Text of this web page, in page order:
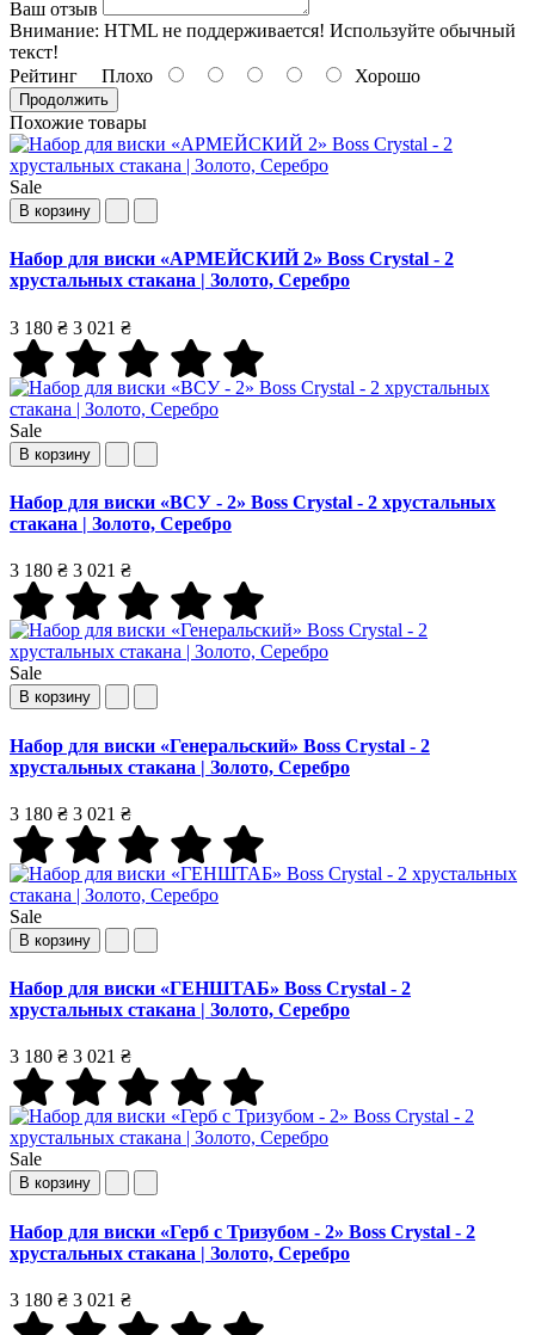
Ваш отзыв
Внимание: HTML не поддерживается! Используйте обычный
текст!
Рейтинг Плохо Хорошо
Продолжить
Похожие товары
Sale
В корзину
Набор для виски «АРМЕЙСКИЙ 2» Boss Crystal - 2
хрустальных стакана | Золото, Серебро
3 180 ₴ 3 021 ₴
Sale
В корзину
Набор для виски «ВСУ - 2» Boss Crystal - 2 хрустальных
стакана | Золото, Серебро
3 180 ₴ 3 021 ₴
Sale
В корзину
Набор для виски «Генеральский» Boss Crystal - 2
хрустальных стакана | Золото, Серебро
3 180 ₴ 3 021 ₴
Sale
В корзину
Набор для виски «ГЕНШТАБ» Boss Crystal - 2
хрустальных стакана | Золото, Серебро
3 180 ₴ 3 021 ₴
Sale
В корзину
Набор для виски «Герб с Тризубом - 2» Boss Crystal - 2
хрустальных стакана | Золото, Серебро
3 180 ₴ 3 021 ₴